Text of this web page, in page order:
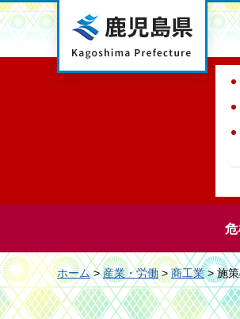
鹿児島県
危
ホーム>産業・労働>商工業> 施